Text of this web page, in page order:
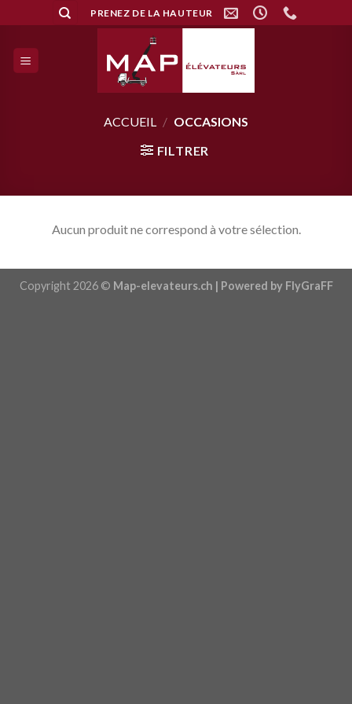
to
content
PRENEZ DE LA HAUTEUR
ACCUEIL / OCCASIONS
FILTRER
Aucun produit ne correspond à votre sélection.
Copyright 2026 © Map-elevateurs.ch | Powered by FlyGraFF